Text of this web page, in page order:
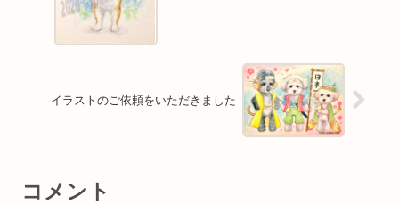
イラストのご依頼をいただきました
コメント